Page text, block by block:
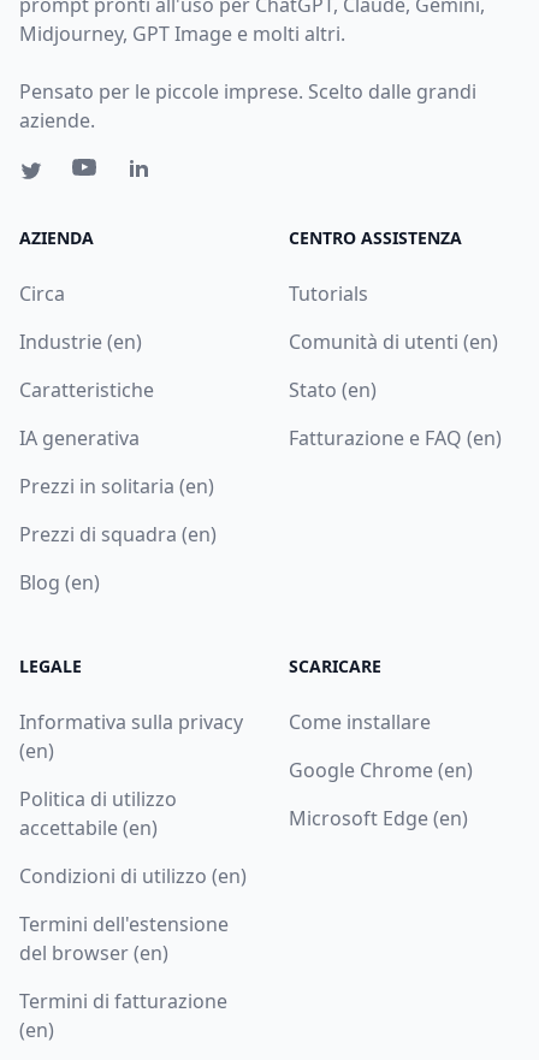
Midjourney, GPT Image e molti altri.
Pensato per le piccole imprese. Scelto dalle grandi
aziende.
AZIENDA
Circa
Industrie (en)
Caratteristiche
IA generativa
Prezzi in solitaria (en)
Prezzi di squadra (en)
Blog (en)
CENTRO ASSISTENZA
Tutorials
Comunità di utenti (en)
Stato (en)
Fatturazione e FAQ (en)
LEGALE
Informativa sulla privacy
(en)
Politica di utilizzo
accettabile (en)
Condizioni di utilizzo (en)
Termini dell'estensione
del browser (en)
Termini di fatturazione
(en)
SCARICARE
Come installare
Google Chrome (en)
Microsoft Edge (en)